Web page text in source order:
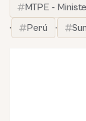
MTPE -
·
Perú ·